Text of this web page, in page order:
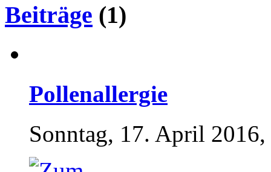
Beiträge (1)
Pollenallergie
Sonntag, 17. April